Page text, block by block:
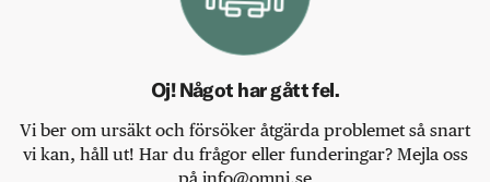
Oj! Något har gått fel.
Vi ber om ursäkt och försöker åtgärda problemet så snart
vi kan, håll ut! Har du frågor eller funderingar? Mejla oss